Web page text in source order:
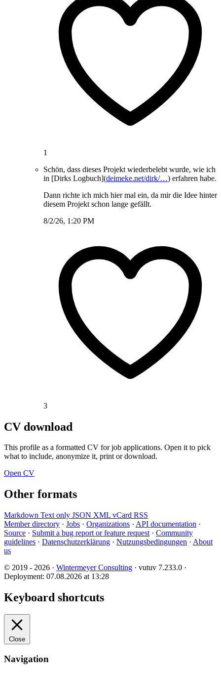
1
Schön, dass dieses Projekt wiederbelebt wurde, wie ich
in [Dirks Logbuch](deimeke.net/dirk/…) erfahren habe.
Dann richte ich mich hier mal ein, da mir die Idee hinter
diesem Projekt schon lange gefällt.
8/2/26, 1:20 PM
3
CV download
This profile as a formatted CV for job applications. Open it to pick
what to include, anonymize it, print or download.
Open CV
Other formats
Markdown Text only JSON XML vCard RSS
Member directory · Jobs · Organizations · API documentation ·
Source · Submit a bug report or feature request · Community
guidelines · Datenschutzerklärung · Nutzungsbedingungen · About
us
© 2019 - 2026 · Wintermeyer Consulting · vutuv 7.233.0 ·
Deployment: 07.08.2026 at 13:28
Keyboard shortcuts
Close
Navigation